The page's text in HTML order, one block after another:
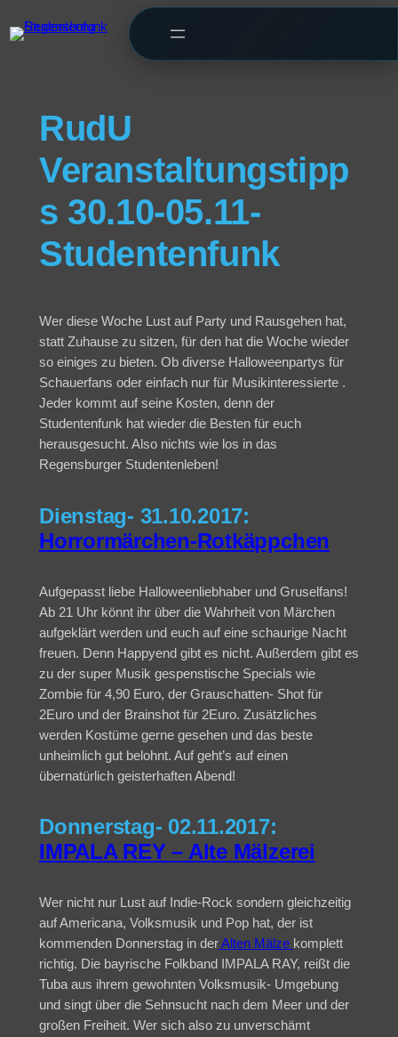
RudU
Veranstaltungstipp
s 30.10-05.11-
Studentenfunk
Wer diese Woche Lust auf Party und Rausgehen hat,
statt Zuhause zu sitzen, für den hat die Woche wieder
so einiges zu bieten. Ob diverse Halloweenpartys für
Schauerfans oder einfach nur für Musikinteressierte .
Jeder kommt auf seine Kosten, denn der
Studentenfunk hat wieder die Besten für euch
herausgesucht. Also nichts wie los in das
Regensburger Studentenleben!
Dienstag- 31.10.2017:
Horrormärchen-Rotkäppchen
Aufgepasst liebe Halloweenliebhaber und Gruselfans!
Ab 21 Uhr könnt ihr über die Wahrheit von Märchen
aufgeklärt werden und euch auf eine schaurige Nacht
freuen. Denn Happyend gibt es nicht. Außerdem gibt es
zu der super Musik gespenstische Specials wie
Zombie für 4,90 Euro, der Grauschatten- Shot für
2Euro und der Brainshot für 2Euro. Zusätzliches
werden Kostüme gerne gesehen und das beste
unheimlich gut belohnt. Auf geht’s auf einen
übernatürlich geisterhaften Abend!
Donnerstag- 02.11.2017:
IMPALA REY – Alte Mälzerei
Wer nicht nur Lust auf Indie-Rock sondern gleichzeitig
auf Americana, Volksmusik und Pop hat, der ist
kommenden Donnerstag in derAlten Mälze komplett
richtig. Die bayrische Folkband IMPALA RAY, reißt die
Tuba aus ihrem gewohnten Volksmusik- Umgebung
und singt über die Sehnsucht nach dem Meer und der
großen Freiheit. Wer sich also zu unverschämt